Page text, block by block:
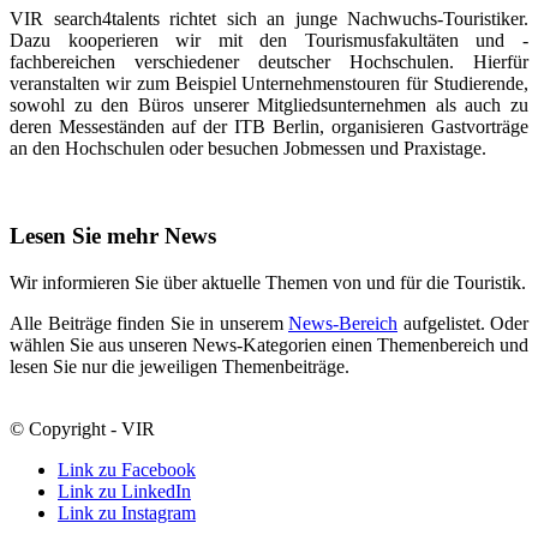
VIR search4talents richtet sich an junge Nachwuchs-Touristiker.
Dazu kooperieren wir mit den Tourismusfakultäten und -
fachbereichen verschiedener deutscher Hochschulen. Hierfür
veranstalten wir zum Beispiel Unternehmenstouren für Studierende,
sowohl zu den Büros unserer Mitgliedsunternehmen als auch zu
deren Messeständen auf der ITB Berlin, organisieren Gastvorträge
an den Hochschulen oder besuchen Jobmessen und Praxistage.
Lesen Sie mehr News
Wir informieren Sie über aktuelle Themen von und für die Touristik.
Alle Beiträge finden Sie in unserem News-Bereich aufgelistet. Oder
wählen Sie aus unseren News-Kategorien einen Themenbereich und
lesen Sie nur die jeweiligen Themenbeiträge.
© Copyright - VIR
Link zu Facebook
Link zu LinkedIn
Link zu Instagram